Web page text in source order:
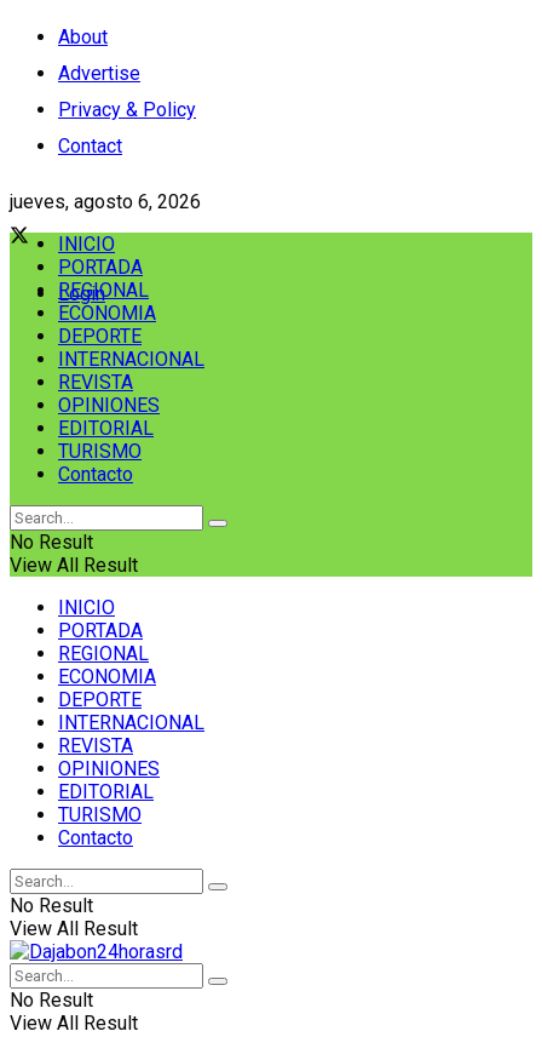
About
Advertise
Privacy & Policy
Contact
jueves, agosto 6, 2026
Login
INICIO
PORTADA
REGIONAL
ECONOMIA
DEPORTE
INTERNACIONAL
REVISTA
OPINIONES
EDITORIAL
TURISMO
Contacto
No Result
View All Result
INICIO
PORTADA
REGIONAL
ECONOMIA
DEPORTE
INTERNACIONAL
REVISTA
OPINIONES
EDITORIAL
TURISMO
Contacto
No Result
View All Result
No Result
View All Result